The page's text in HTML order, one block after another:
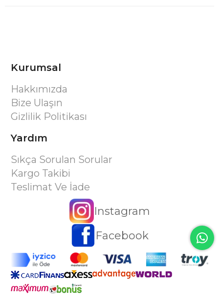
Kurumsal
Hakkımızda
Bize Ulaşın
Gizlilik Politikası
Yardım
Sıkça Sorulan Sorular
Kargo Takibi
Teslimat Ve İade
Instagram
Facebook